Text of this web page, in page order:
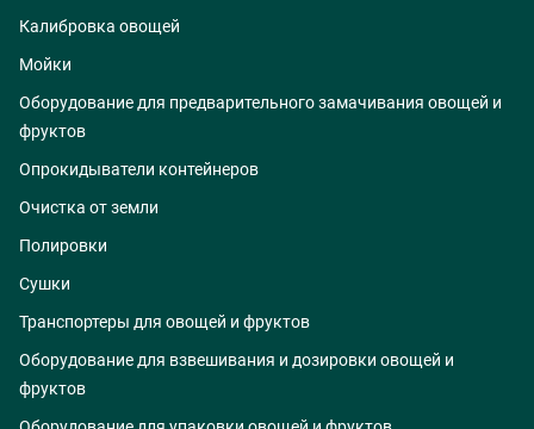
Калибровка овощей
Мойки
Оборудование для предварительного замачивания овощей и
фруктов
Опрокидыватели контейнеров
Очистка от земли
Полировки
Сушки
Транспортеры для овощей и фруктов
Оборудование для взвешивания и дозировки овощей и
фруктов